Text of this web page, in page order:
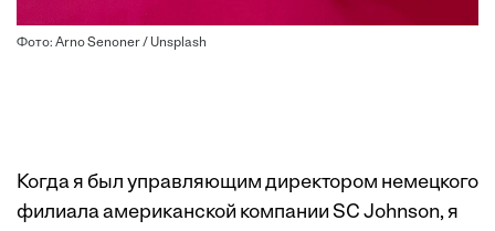
Фото: Arno Senoner / Unsplash
Когда я был управляющим директором немецкого
филиала американской компании SC Johnson, я